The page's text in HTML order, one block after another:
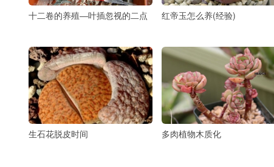
十二卷的养殖―叶插忽视的二点 红帝玉怎么养(经验)
生石花脱皮时间 多肉植物木质化